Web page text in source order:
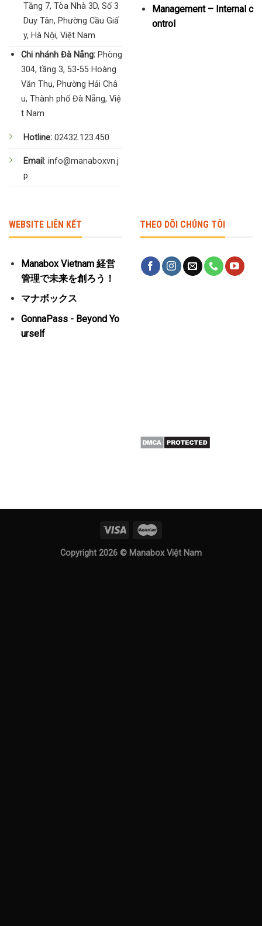
Tầng 7, Tòa Nhà 3D, Số 3
Duy Tân, Phường Cầu Giấ
y, Hà Nội, Việt Nam
Chi nhánh Đà Nẵng:Phòng
304, tầng 3, 53-55 Hoàng
Văn Thụ, Phường Hải Châ
u, Thành phố Đà Nẵng, Việ
t Nam
Hotline: 02432.123.450
Email: info@manaboxvn.j
p
Management – Internal c
ontrol
WEBSITE LIÊN KẾT
Manabox Vietnam 経営
管理で未来を創ろう！
マナボックス
GonnaPass - Beyond Yo
urself
THEO DÕI CHÚNG TÔI
Copyright 2026 © Manabox Việt Nam